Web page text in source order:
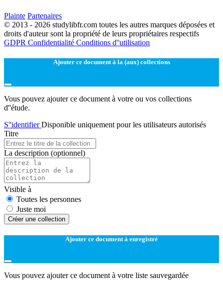
Plainte Partenaires
© 2013 - 2026 studylibfr.com toutes les autres marques déposées et
droits d'auteur sont la propriété de leurs propriétaires respectifs
GDPR Confidentialité Conditions d''utilisation
Ajouter ce document à la (aux) collections
Vous pouvez ajouter ce document à votre ou vos collections
d''étude.
S''identifierDisponible uniquement pour les utilisateurs autorisés
Titre
La description (optionnel)
Visible à
Toutes les personnes
Juste moi
Créer une collection
Ajouter ce document à enregistré
Vous pouvez ajouter ce document à votre liste sauvegardée